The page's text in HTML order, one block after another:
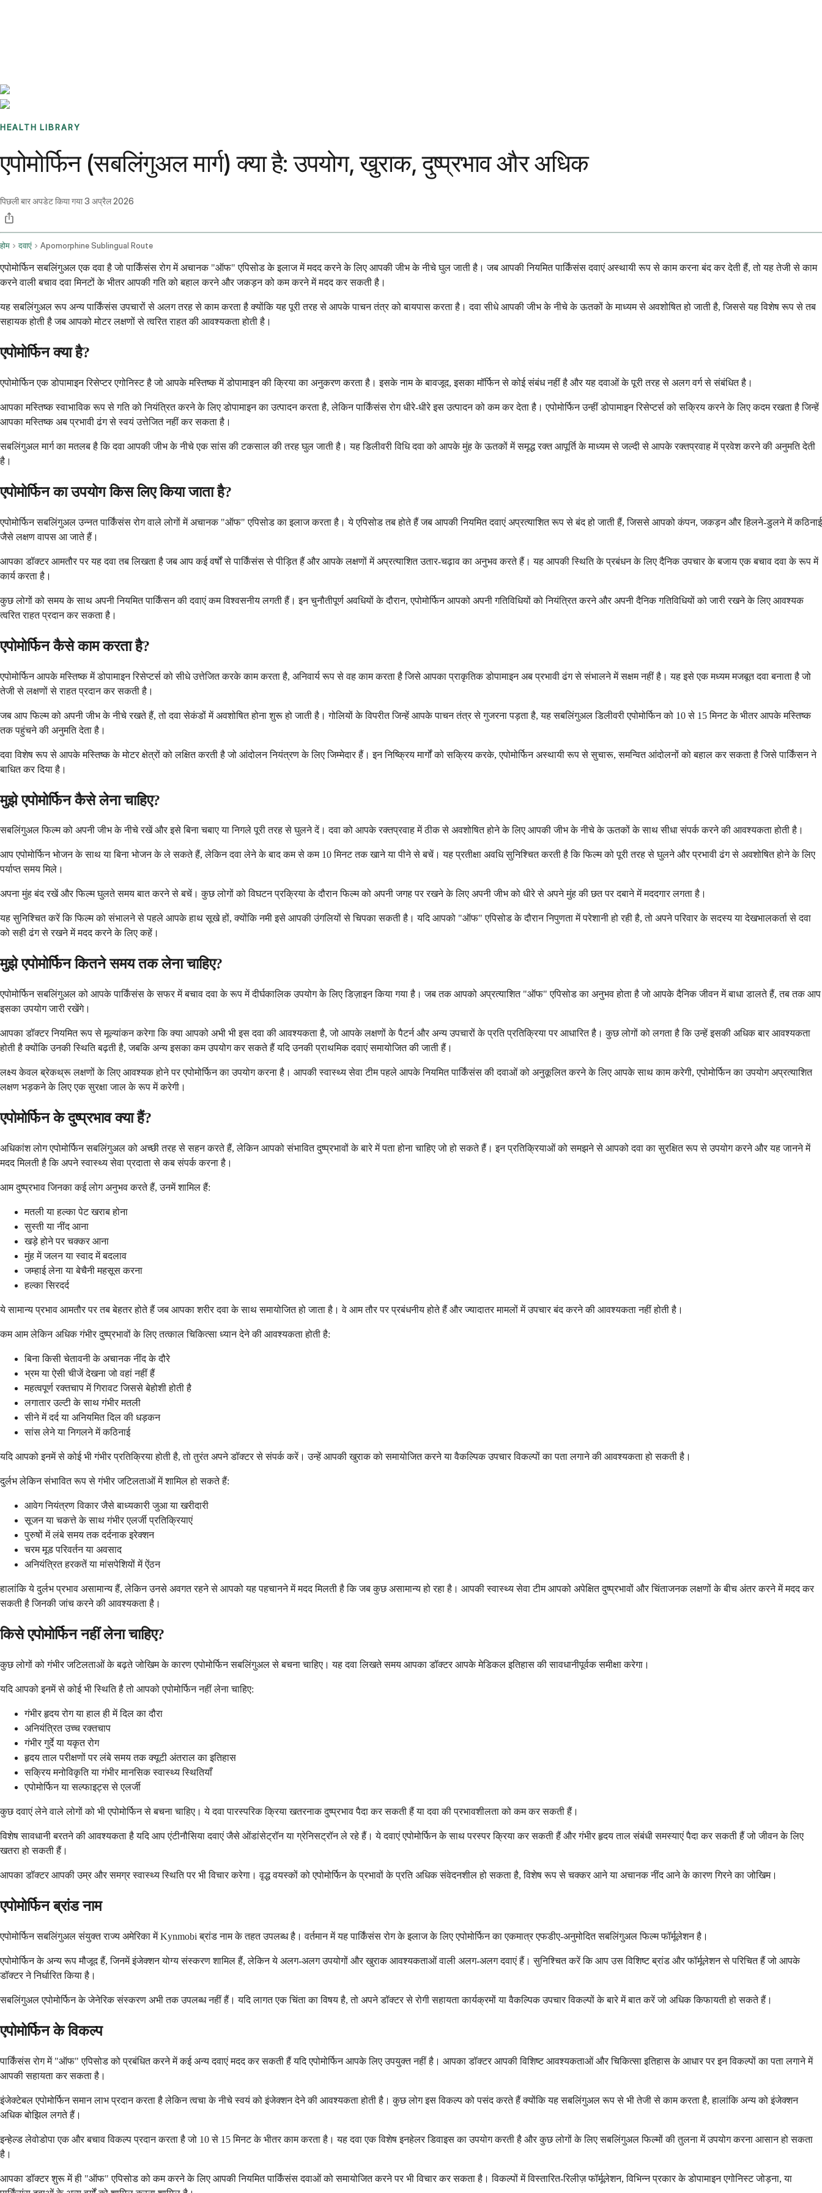
HEALTH LIBRARY
एपोमोर्फिन (सबलिंगुअल मार्ग) क्या है: उपयोग, खुराक, दुष्प्रभाव और अधिक
पिछली बार अपडेट किया गया3 अप्रैल 2026
होम दवाएं Apomorphine Sublingual Route
एपोमोर्फिन सबलिंगुअल एक दवा है जो पार्किंसंस रोग में अचानक "ऑफ" एपिसोड के इलाज में मदद करने के लिए आपकी जीभ के नीचे घुल जाती है। जब आपकी नियमित पार्किंसंस दवाएं अस्थायी रूप से काम करना बंद कर देती हैं, तो यह तेजी से काम
करने वाली बचाव दवा मिनटों के भीतर आपकी गति को बहाल करने और जकड़न को कम करने में मदद कर सकती है।
यह सबलिंगुअल रूप अन्य पार्किंसंस उपचारों से अलग तरह से काम करता है क्योंकि यह पूरी तरह से आपके पाचन तंत्र को बायपास करता है। दवा सीधे आपकी जीभ के नीचे के ऊतकों के माध्यम से अवशोषित हो जाती है, जिससे यह विशेष रूप से तब
सहायक होती है जब आपको मोटर लक्षणों से त्वरित राहत की आवश्यकता होती है।
एपोमोर्फिन क्या है?
एपोमोर्फिन एक डोपामाइन रिसेप्टर एगोनिस्ट है जो आपके मस्तिष्क में डोपामाइन की क्रिया का अनुकरण करता है। इसके नाम के बावजूद, इसका मॉर्फिन से कोई संबंध नहीं है और यह दवाओं के पूरी तरह से अलग वर्ग से संबंधित है।
आपका मस्तिष्क स्वाभाविक रूप से गति को नियंत्रित करने के लिए डोपामाइन का उत्पादन करता है, लेकिन पार्किंसंस रोग धीरे-धीरे इस उत्पादन को कम कर देता है। एपोमोर्फिन उन्हीं डोपामाइन रिसेप्टर्स को सक्रिय करने के लिए कदम रखता है जिन्हें
आपका मस्तिष्क अब प्रभावी ढंग से स्वयं उत्तेजित नहीं कर सकता है।
सबलिंगुअल मार्ग का मतलब है कि दवा आपकी जीभ के नीचे एक सांस की टकसाल की तरह घुल जाती है। यह डिलीवरी विधि दवा को आपके मुंह के ऊतकों में समृद्ध रक्त आपूर्ति के माध्यम से जल्दी से आपके रक्तप्रवाह में प्रवेश करने की अनुमति देती
है।
एपोमोर्फिन का उपयोग किस लिए किया जाता है?
एपोमोर्फिन सबलिंगुअल उन्नत पार्किंसंस रोग वाले लोगों में अचानक "ऑफ" एपिसोड का इलाज करता है। ये एपिसोड तब होते हैं जब आपकी नियमित दवाएं अप्रत्याशित रूप से बंद हो जाती हैं, जिससे आपको कंपन, जकड़न और हिलने-डुलने में कठिनाई
जैसे लक्षण वापस आ जाते हैं।
आपका डॉक्टर आमतौर पर यह दवा तब लिखता है जब आप कई वर्षों से पार्किंसंस से पीड़ित हैं और आपके लक्षणों में अप्रत्याशित उतार-चढ़ाव का अनुभव करते हैं। यह आपकी स्थिति के प्रबंधन के लिए दैनिक उपचार के बजाय एक बचाव दवा के रूप में
कार्य करता है।
कुछ लोगों को समय के साथ अपनी नियमित पार्किंसन की दवाएं कम विश्वसनीय लगती हैं। इन चुनौतीपूर्ण अवधियों के दौरान, एपोमोर्फिन आपको अपनी गतिविधियों को नियंत्रित करने और अपनी दैनिक गतिविधियों को जारी रखने के लिए आवश्यक
त्वरित राहत प्रदान कर सकता है।
एपोमोर्फिन कैसे काम करता है?
एपोमोर्फिन आपके मस्तिष्क में डोपामाइन रिसेप्टर्स को सीधे उत्तेजित करके काम करता है, अनिवार्य रूप से वह काम करता है जिसे आपका प्राकृतिक डोपामाइन अब प्रभावी ढंग से संभालने में सक्षम नहीं है। यह इसे एक मध्यम मजबूत दवा बनाता है जो
तेजी से लक्षणों से राहत प्रदान कर सकती है।
जब आप फिल्म को अपनी जीभ के नीचे रखते हैं, तो दवा सेकंडों में अवशोषित होना शुरू हो जाती है। गोलियों के विपरीत जिन्हें आपके पाचन तंत्र से गुजरना पड़ता है, यह सबलिंगुअल डिलीवरी एपोमोर्फिन को 10 से 15 मिनट के भीतर आपके मस्तिष्क
तक पहुंचने की अनुमति देता है।
दवा विशेष रूप से आपके मस्तिष्क के मोटर क्षेत्रों को लक्षित करती है जो आंदोलन नियंत्रण के लिए जिम्मेदार हैं। इन निष्क्रिय मार्गों को सक्रिय करके, एपोमोर्फिन अस्थायी रूप से सुचारू, समन्वित आंदोलनों को बहाल कर सकता है जिसे पार्किंसन ने
बाधित कर दिया है।
मुझे एपोमोर्फिन कैसे लेना चाहिए?
सबलिंगुअल फिल्म को अपनी जीभ के नीचे रखें और इसे बिना चबाए या निगले पूरी तरह से घुलने दें। दवा को आपके रक्तप्रवाह में ठीक से अवशोषित होने के लिए आपकी जीभ के नीचे के ऊतकों के साथ सीधा संपर्क करने की आवश्यकता होती है।
आप एपोमोर्फिन भोजन के साथ या बिना भोजन के ले सकते हैं, लेकिन दवा लेने के बाद कम से कम 10 मिनट तक खाने या पीने से बचें। यह प्रतीक्षा अवधि सुनिश्चित करती है कि फिल्म को पूरी तरह से घुलने और प्रभावी ढंग से अवशोषित होने के लिए
पर्याप्त समय मिले।
अपना मुंह बंद रखें और फिल्म घुलते समय बात करने से बचें। कुछ लोगों को विघटन प्रक्रिया के दौरान फिल्म को अपनी जगह पर रखने के लिए अपनी जीभ को धीरे से अपने मुंह की छत पर दबाने में मददगार लगता है।
यह सुनिश्चित करें कि फिल्म को संभालने से पहले आपके हाथ सूखे हों, क्योंकि नमी इसे आपकी उंगलियों से चिपका सकती है। यदि आपको "ऑफ" एपिसोड के दौरान निपुणता में परेशानी हो रही है, तो अपने परिवार के सदस्य या देखभालकर्ता से दवा
को सही ढंग से रखने में मदद करने के लिए कहें।
मुझे एपोमोर्फिन कितने समय तक लेना चाहिए?
एपोमोर्फिन सबलिंगुअल को आपके पार्किंसंस के सफर में बचाव दवा के रूप में दीर्घकालिक उपयोग के लिए डिज़ाइन किया गया है। जब तक आपको अप्रत्याशित "ऑफ" एपिसोड का अनुभव होता है जो आपके दैनिक जीवन में बाधा डालते हैं, तब तक आप
इसका उपयोग जारी रखेंगे।
आपका डॉक्टर नियमित रूप से मूल्यांकन करेगा कि क्या आपको अभी भी इस दवा की आवश्यकता है, जो आपके लक्षणों के पैटर्न और अन्य उपचारों के प्रति प्रतिक्रिया पर आधारित है। कुछ लोगों को लगता है कि उन्हें इसकी अधिक बार आवश्यकता
होती है क्योंकि उनकी स्थिति बढ़ती है, जबकि अन्य इसका कम उपयोग कर सकते हैं यदि उनकी प्राथमिक दवाएं समायोजित की जाती हैं।
लक्ष्य केवल ब्रेकथ्रू लक्षणों के लिए आवश्यक होने पर एपोमोर्फिन का उपयोग करना है। आपकी स्वास्थ्य सेवा टीम पहले आपके नियमित पार्किंसंस की दवाओं को अनुकूलित करने के लिए आपके साथ काम करेगी, एपोमोर्फिन का उपयोग अप्रत्याशित
लक्षण भड़कने के लिए एक सुरक्षा जाल के रूप में करेगी।
एपोमोर्फिन के दुष्प्रभाव क्या हैं?
अधिकांश लोग एपोमोर्फिन सबलिंगुअल को अच्छी तरह से सहन करते हैं, लेकिन आपको संभावित दुष्प्रभावों के बारे में पता होना चाहिए जो हो सकते हैं। इन प्रतिक्रियाओं को समझने से आपको दवा का सुरक्षित रूप से उपयोग करने और यह जानने में
मदद मिलती है कि अपने स्वास्थ्य सेवा प्रदाता से कब संपर्क करना है।
आम दुष्प्रभाव जिनका कई लोग अनुभव करते हैं, उनमें शामिल हैं:
मतली या हल्का पेट खराब होना
सुस्ती या नींद आना
खड़े होने पर चक्कर आना
मुंह में जलन या स्वाद में बदलाव
जम्हाई लेना या बेचैनी महसूस करना
हल्का सिरदर्द
ये सामान्य प्रभाव आमतौर पर तब बेहतर होते हैं जब आपका शरीर दवा के साथ समायोजित हो जाता है। वे आम तौर पर प्रबंधनीय होते हैं और ज्यादातर मामलों में उपचार बंद करने की आवश्यकता नहीं होती है।
कम आम लेकिन अधिक गंभीर दुष्प्रभावों के लिए तत्काल चिकित्सा ध्यान देने की आवश्यकता होती है:
बिना किसी चेतावनी के अचानक नींद के दौरे
भ्रम या ऐसी चीजें देखना जो वहां नहीं हैं
महत्वपूर्ण रक्तचाप में गिरावट जिससे बेहोशी होती है
लगातार उल्टी के साथ गंभीर मतली
सीने में दर्द या अनियमित दिल की धड़कन
सांस लेने या निगलने में कठिनाई
यदि आपको इनमें से कोई भी गंभीर प्रतिक्रिया होती है, तो तुरंत अपने डॉक्टर से संपर्क करें। उन्हें आपकी खुराक को समायोजित करने या वैकल्पिक उपचार विकल्पों का पता लगाने की आवश्यकता हो सकती है।
दुर्लभ लेकिन संभावित रूप से गंभीर जटिलताओं में शामिल हो सकते हैं:
आवेग नियंत्रण विकार जैसे बाध्यकारी जुआ या खरीदारी
सूजन या चकत्ते के साथ गंभीर एलर्जी प्रतिक्रियाएं
पुरुषों में लंबे समय तक दर्दनाक इरेक्शन
चरम मूड परिवर्तन या अवसाद
अनियंत्रित हरकतें या मांसपेशियों में ऐंठन
हालांकि ये दुर्लभ प्रभाव असामान्य हैं, लेकिन उनसे अवगत रहने से आपको यह पहचानने में मदद मिलती है कि जब कुछ असामान्य हो रहा है। आपकी स्वास्थ्य सेवा टीम आपको अपेक्षित दुष्प्रभावों और चिंताजनक लक्षणों के बीच अंतर करने में मदद कर
सकती है जिनकी जांच करने की आवश्यकता है।
किसे एपोमोर्फिन नहीं लेना चाहिए?
कुछ लोगों को गंभीर जटिलताओं के बढ़ते जोखिम के कारण एपोमोर्फिन सबलिंगुअल से बचना चाहिए। यह दवा लिखते समय आपका डॉक्टर आपके मेडिकल इतिहास की सावधानीपूर्वक समीक्षा करेगा।
यदि आपको इनमें से कोई भी स्थिति है तो आपको एपोमोर्फिन नहीं लेना चाहिए:
गंभीर हृदय रोग या हाल ही में दिल का दौरा
अनियंत्रित उच्च रक्तचाप
गंभीर गुर्दे या यकृत रोग
हृदय ताल परीक्षणों पर लंबे समय तक क्यूटी अंतराल का इतिहास
सक्रिय मनोविकृति या गंभीर मानसिक स्वास्थ्य स्थितियाँ
एपोमोर्फिन या सल्फाइट्स से एलर्जी
कुछ दवाएं लेने वाले लोगों को भी एपोमोर्फिन से बचना चाहिए। ये दवा पारस्परिक क्रिया खतरनाक दुष्प्रभाव पैदा कर सकती हैं या दवा की प्रभावशीलता को कम कर सकती हैं।
विशेष सावधानी बरतने की आवश्यकता है यदि आप एंटीनौसिया दवाएं जैसे ओंडांसेट्रॉन या ग्रेनिसट्रॉन ले रहे हैं। ये दवाएं एपोमोर्फिन के साथ परस्पर क्रिया कर सकती हैं और गंभीर हृदय ताल संबंधी समस्याएं पैदा कर सकती हैं जो जीवन के लिए
खतरा हो सकती हैं।
आपका डॉक्टर आपकी उम्र और समग्र स्वास्थ्य स्थिति पर भी विचार करेगा। वृद्ध वयस्कों को एपोमोर्फिन के प्रभावों के प्रति अधिक संवेदनशील हो सकता है, विशेष रूप से चक्कर आने या अचानक नींद आने के कारण गिरने का जोखिम।
एपोमोर्फिन ब्रांड नाम
एपोमोर्फिन सबलिंगुअल संयुक्त राज्य अमेरिका में Kynmobi ब्रांड नाम के तहत उपलब्ध है। वर्तमान में यह पार्किंसंस रोग के इलाज के लिए एपोमोर्फिन का एकमात्र एफडीए-अनुमोदित सबलिंगुअल फिल्म फॉर्मूलेशन है।
एपोमोर्फिन के अन्य रूप मौजूद हैं, जिनमें इंजेक्शन योग्य संस्करण शामिल हैं, लेकिन ये अलग-अलग उपयोगों और खुराक आवश्यकताओं वाली अलग-अलग दवाएं हैं। सुनिश्चित करें कि आप उस विशिष्ट ब्रांड और फॉर्मूलेशन से परिचित हैं जो आपके
डॉक्टर ने निर्धारित किया है।
सबलिंगुअल एपोमोर्फिन के जेनेरिक संस्करण अभी तक उपलब्ध नहीं हैं। यदि लागत एक चिंता का विषय है, तो अपने डॉक्टर से रोगी सहायता कार्यक्रमों या वैकल्पिक उपचार विकल्पों के बारे में बात करें जो अधिक किफायती हो सकते हैं।
एपोमोर्फिन के विकल्प
पार्किंसंस रोग में "ऑफ" एपिसोड को प्रबंधित करने में कई अन्य दवाएं मदद कर सकती हैं यदि एपोमोर्फिन आपके लिए उपयुक्त नहीं है। आपका डॉक्टर आपकी विशिष्ट आवश्यकताओं और चिकित्सा इतिहास के आधार पर इन विकल्पों का पता लगाने में
आपकी सहायता कर सकता है।
इंजेक्टेबल एपोमोर्फिन समान लाभ प्रदान करता है लेकिन त्वचा के नीचे स्वयं को इंजेक्शन देने की आवश्यकता होती है। कुछ लोग इस विकल्प को पसंद करते हैं क्योंकि यह सबलिंगुअल रूप से भी तेजी से काम करता है, हालांकि अन्य को इंजेक्शन
अधिक बोझिल लगते हैं।
इन्हेल्ड लेवोडोपा एक और बचाव विकल्प प्रदान करता है जो 10 से 15 मिनट के भीतर काम करता है। यह दवा एक विशेष इनहेलर डिवाइस का उपयोग करती है और कुछ लोगों के लिए सबलिंगुअल फिल्मों की तुलना में उपयोग करना आसान हो सकता
है।
आपका डॉक्टर शुरू में ही "ऑफ" एपिसोड को कम करने के लिए आपकी नियमित पार्किंसंस दवाओं को समायोजित करने पर भी विचार कर सकता है। विकल्पों में विस्तारित-रिलीज़ फॉर्मूलेशन, विभिन्न प्रकार के डोपामाइन एगोनिस्ट जोड़ना, या